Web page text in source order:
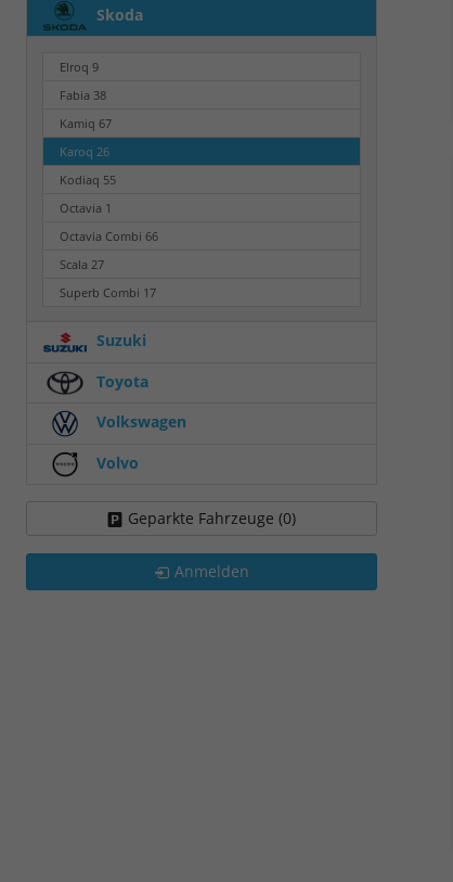
Skoda
Elroq 9
Fabia 38
Kamiq 67
Karoq 26
Kodiaq 55
Octavia 1
Octavia Combi 66
Scala 27
Superb Combi 17
Suzuki
Toyota
Volkswagen
Volvo
Geparkte Fahrzeuge (0)
Anmelden